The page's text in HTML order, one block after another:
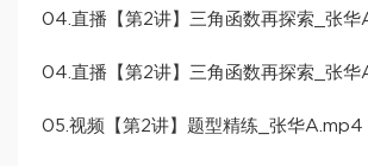
04.直播【第2讲】三角函数再探索_张
04.直播【第2讲】三角函数再探索_张
05.视频【第2讲】题型精练_张华A.mp4